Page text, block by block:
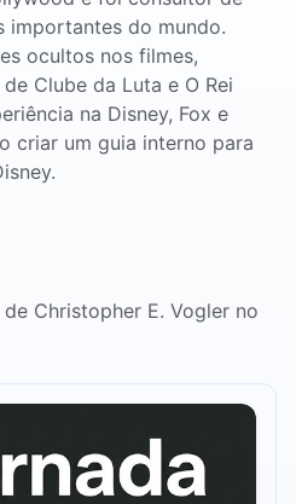
importantes do mundo.
ocultos nos filmes,
Clube da Luta e O Rei
na Disney, Fox e
criar um guia interno para
Christopher E. Vogler no